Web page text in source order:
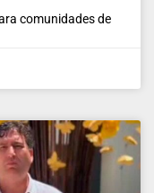
comunidades de